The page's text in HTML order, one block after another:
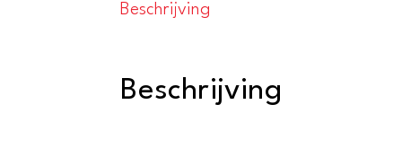
Beschrijving
Beschrijving